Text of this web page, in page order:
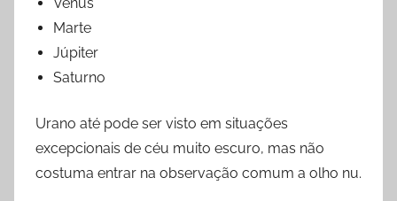
Vênus
Marte
Júpiter
Saturno
Urano até pode ser visto em situações
excepcionais de céu muito escuro, mas não
costuma entrar na observação comum a olho nu.